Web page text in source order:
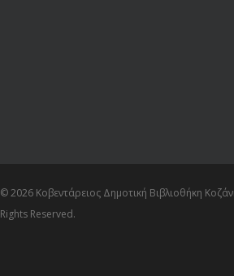
© 2026 Κοβεντάρειος Δημοτική Βιβλιοθήκη
Rights Reserved.